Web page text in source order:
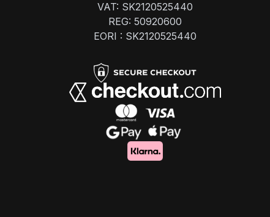
VAT: SK2120525440
REG: 50920600
EORI : SK2120525440